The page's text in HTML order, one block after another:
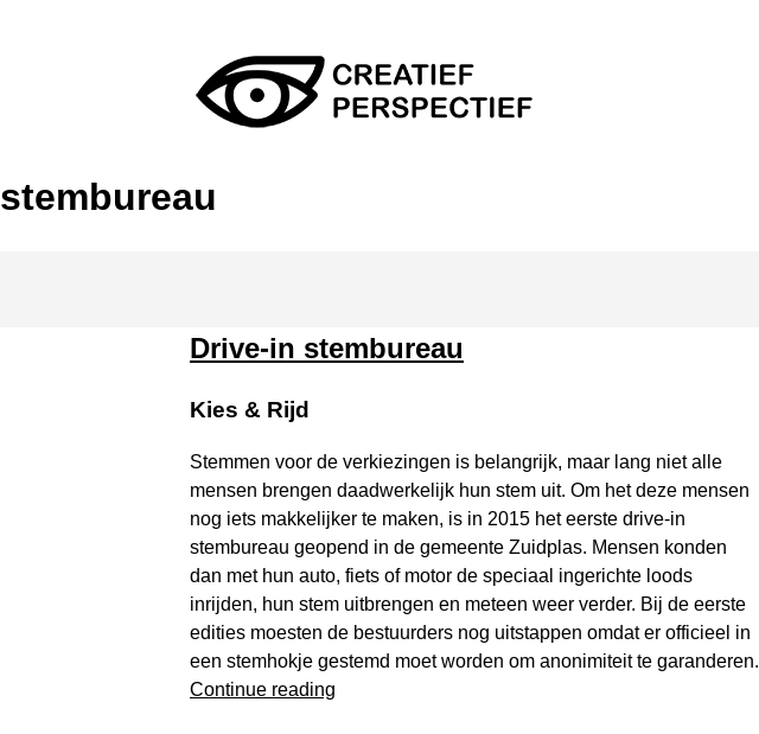
stembureau
Drive-in stembureau
Kies & Rijd
Stemmen voor de verkiezingen is belangrijk, maar lang niet alle
mensen brengen daadwerkelijk hun stem uit. Om het deze mensen
nog iets makkelijker te maken, is in 2015 het eerste drive-in
stembureau geopend in de gemeente Zuidplas. Mensen konden
dan met hun auto, fiets of motor de speciaal ingerichte loods
inrijden, hun stem uitbrengen en meteen weer verder. Bij de eerste
edities moesten de bestuurders nog uitstappen omdat er officieel in
een stemhokje gestemd moet worden om anonimiteit te garanderen.
Continue reading